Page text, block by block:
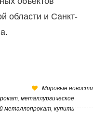
области и Санкт-
Мировые новости
, металлургическое
металлопрокат,купить